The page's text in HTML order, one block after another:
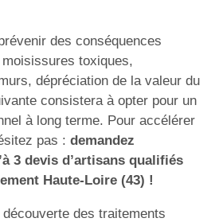
des conséquences
toxiques,
dépréciation de la valeur du
consistera à opter pour un
à long terme. Pour accélérer
pas : demandez
3 devis d’artisans qualifiés
Haute-Loire (43) !
des traitements